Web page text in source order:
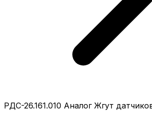
РДС-26.161.010 Аналог Жгут